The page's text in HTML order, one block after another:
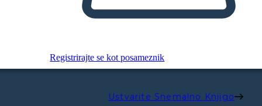
Registrirajte se kot posameznik
Ustvarite Snemalno Knjigo